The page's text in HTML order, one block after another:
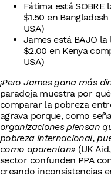
Fátima está
$1.50 en
USA)
James está BAJO
$2.00 en Kenya
USA)
¡Pero James gana más
paradoja muestra por
comparar la pobreza
agrava porque, como
organizaciones piensan
pobreza internacional,
como aparentan» (UK
sector confunden PPA
creando inconsistencias